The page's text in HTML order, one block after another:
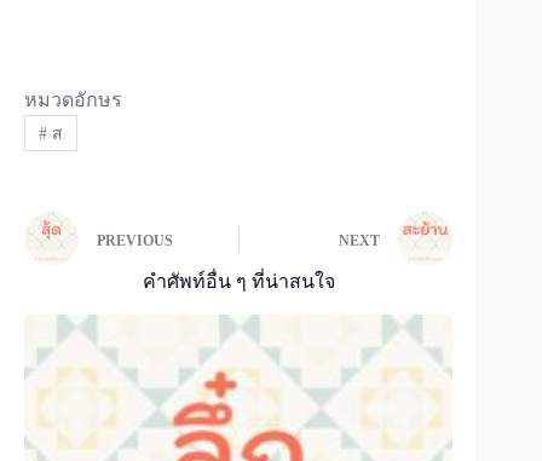
หมวดอักษร
#ส
PREVIOUS NEXT
คำศัพท์อื่น ๆ ที่น่าสนใจ